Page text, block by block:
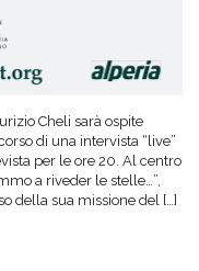
Cheli sarà ospite
di una intervista “live”
per le ore 20. Al centro
a riveder le stelle…”,
della sua missione del […]